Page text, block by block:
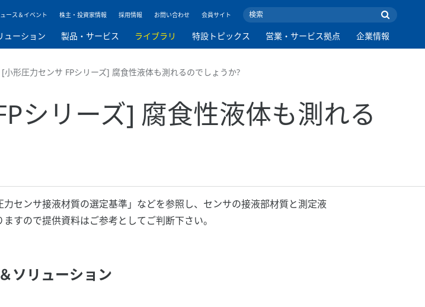
ース＆イベント 株主・投資家情報 採用情報 お問い合わせ 会員サイト
ューション 製品・サービス ライブラリ 特設トピックス 営業・サービス拠点 企業情報
形圧力センサ FPシリーズ] 腐食性液体も測れるのでしょうか?
シリーズ] 腐食性液体も測れる
センサ接液材質の選定基準」などを参照し、センサの接液部材質と測定液
すので提供資料はご参考としてご判断下さい。
ソリューション